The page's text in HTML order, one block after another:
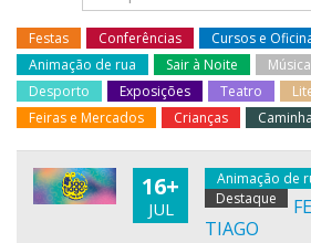
Festas Conferências Cursos e
Animação de rua
Sair à Noite Música
Desporto
Exposições Teatro
Feiras e Mercados
Crianças
16+
JUL
Animação de
Destaque
TIAGO